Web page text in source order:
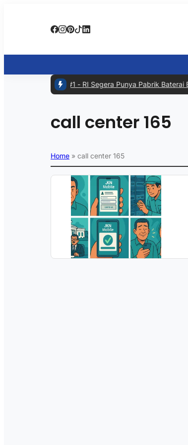
#1 - RI Segera Punya Pabrik Baterai
call center 165
Home » call center 165